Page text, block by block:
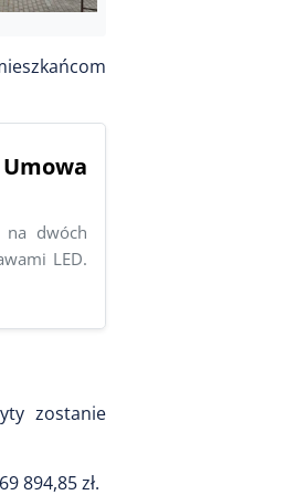
na dwóch
LED.
zostanie
894,85 zł.